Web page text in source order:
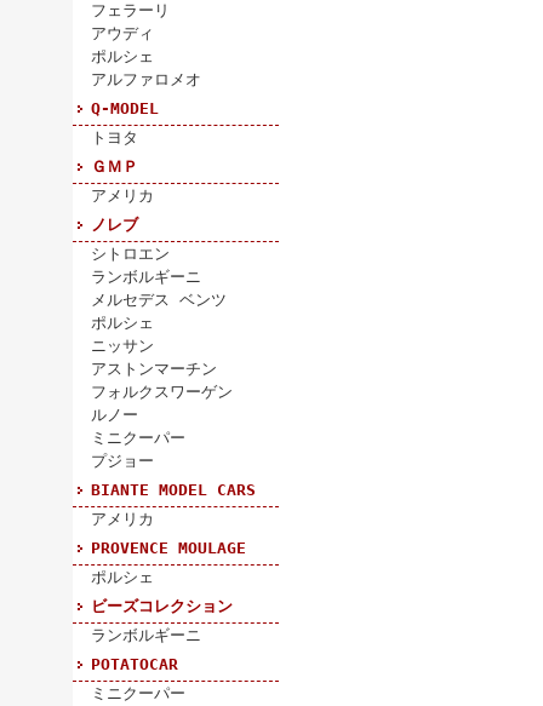
フェラーリ
アウディ
ポルシェ
アルファロメオ
Q-MODEL
トヨタ
ＧＭＰ
アメリカ
ノレブ
シトロエン
ランボルギーニ
メルセデス ベンツ
ポルシェ
ニッサン
アストンマーチン
フォルクスワーゲン
ルノー
ミニクーパー
プジョー
BIANTE MODEL CARS
アメリカ
PROVENCE MOULAGE
ポルシェ
ビーズコレクション
ランボルギーニ
POTATOCAR
ミニクーパー